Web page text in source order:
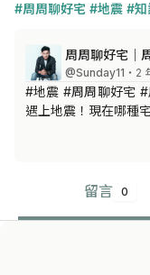
#周周聊好宅 #地震 #知
周周聊好宅｜
@Sunday11 ・2
#地震 #周周聊好宅
遇上地震！現在哪種
留言 0